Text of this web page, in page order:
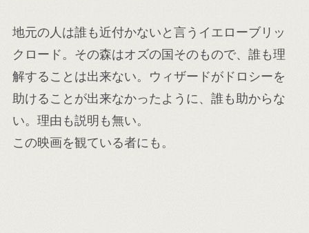
地元の人は誰も近付かないと言うイエローブリッ
クロード。その森はオズの国そのもので、誰も理
解することは出来ない。ウィザードがドロシーを
助けることが出来なかったように、誰も助からな
い。理由も説明も無い。
この映画を観ている者にも。